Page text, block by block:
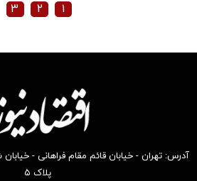
۱ ۲ ۳
آدرس: تهران - خیابان قائم مقام فراهانی -
پلاک ۵